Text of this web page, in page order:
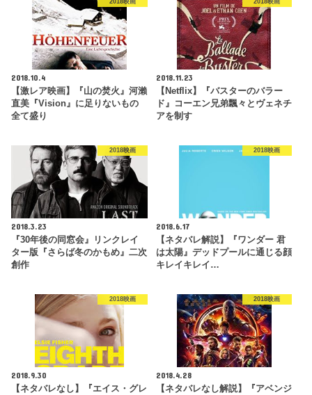
2018.10.4
【激レア映画】『山の焚火』河瀨
直美『Vision』に足りないもの
全て盛り
2018.11.23
【Netflix】『バスターのバラー
ド』コーエン兄弟飄々とヴェネチ
アを制す
2018映画
2018.3.23
『30年後の同窓会』リンクレイ
ター版『さらば冬のかもめ』二次
創作
2018映画
2018.6.17
【ネタバレ解説】『ワンダー 君
は太陽』デッドプールに通じる顔
キレイキレイ…
2018映画
2018.9.30
【ネタバレなし】『エイス・グレ
2018映画
2018.4.28
【ネタバレなし解説】『アベンジ